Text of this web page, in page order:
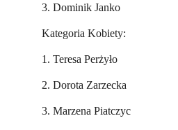
3. Dominik Janko
Kategoria Kobiety:
1. Teresa Perżyło
2. Dorota Zarzecka
3. Marzena Piatczyc